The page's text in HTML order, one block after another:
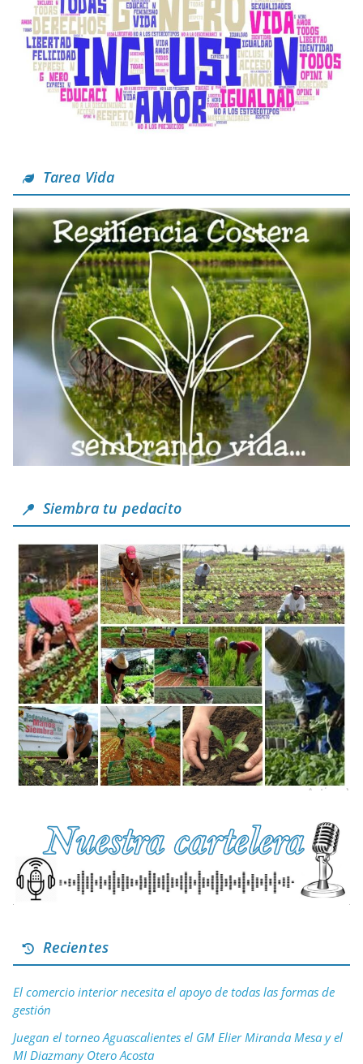
Tarea Vida
Siembra tu pedacito
Recientes
El comercio interior necesita el apoyo de todas las formas de
gestión
Juegan el torneo Aguascalientes el GM Elier Miranda Mesa y el
MI Diazmany Otero Acosta